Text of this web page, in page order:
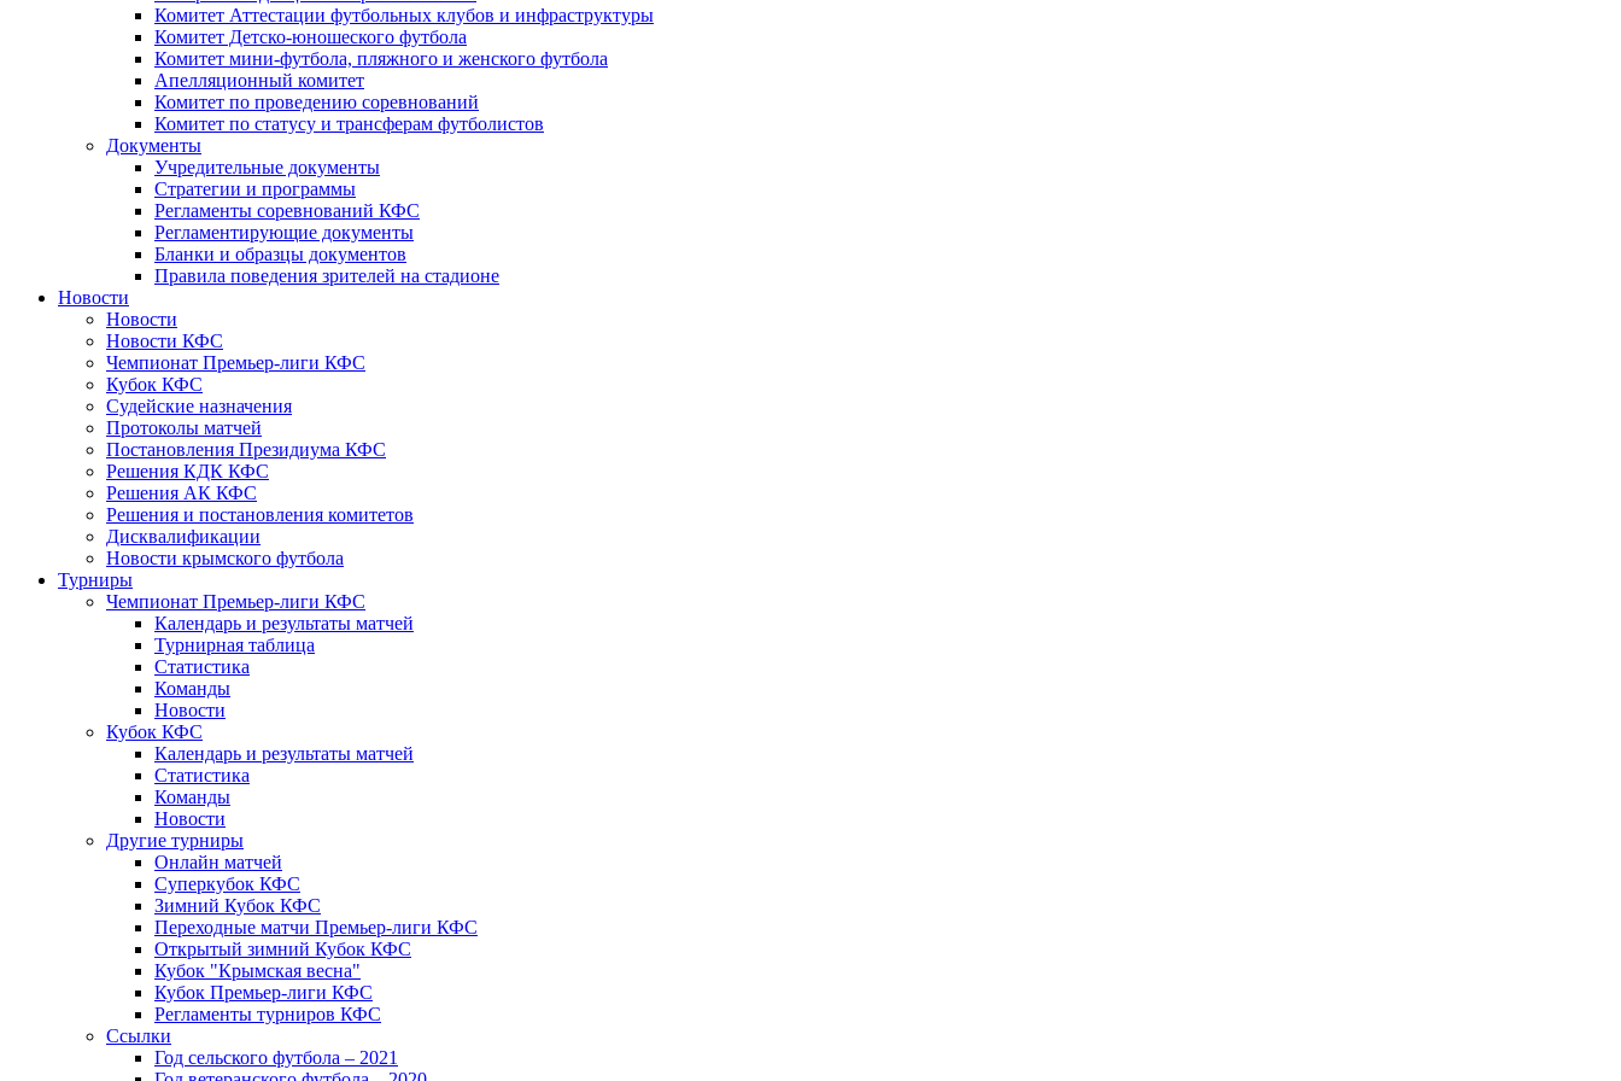
Комитет Аттестации футбольных клубов и инфраструктуры
Комитет Детско-юношеского футбола
Комитет мини-футбола, пляжного и женского футбола
Апелляционный комитет
Комитет по проведению соревнований
Комитет по статусу и трансферам футболистов
Документы
Учредительные документы
Стратегии и программы
Регламенты соревнований КФС
Регламентирующие документы
Бланки и образцы документов
Правила поведения зрителей на стадионе
Новости
Новости
Новости КФС
Чемпионат Премьер-лиги КФС
Кубок КФС
Судейские назначения
Протоколы матчей
Постановления Президиума КФС
Решения КДК КФС
Решения АК КФС
Решения и постановления комитетов
Дисквалификации
Новости крымского футбола
Турниры
Чемпионат Премьер-лиги КФС
Календарь и результаты матчей
Турнирная таблица
Статистика
Команды
Новости
Кубок КФС
Календарь и результаты матчей
Статистика
Команды
Новости
Другие турниры
Онлайн матчей
Суперкубок КФС
Зимний Кубок КФС
Переходные матчи Премьер-лиги КФС
Открытый зимний Кубок КФС
Кубок "Крымская весна"
Кубок Премьер-лиги КФС
Регламенты турниров КФС
Ссылки
Год сельского футбола – 2021